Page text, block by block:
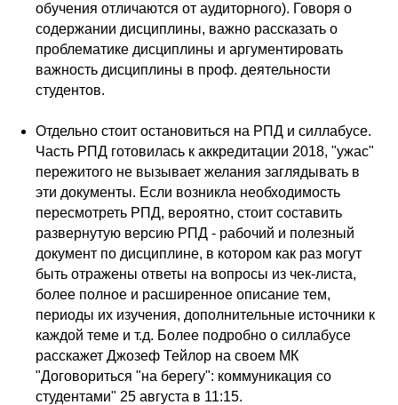
обучения отличаются от аудиторного). Говоря о
содержании дисциплины, важно рассказать о
проблематике дисциплины и аргументировать
важность дисциплины в проф. деятельности
студентов.
Отдельно стоит остановиться на РПД и силлабусе.
Часть РПД готовилась к аккредитации 2018, "ужас"
пережитого не вызывает желания заглядывать в
эти документы. Если возникла необходимость
пересмотреть РПД, вероятно, стоит составить
развернутую версию РПД - рабочий и полезный
документ по дисциплине, в котором как раз могут
быть отражены ответы на вопросы из чек-листа,
более полное и расширенное описание тем,
периоды их изучения, дополнительные источники к
каждой теме и т.д. Более подробно о силлабусе
расскажет Джозеф Тейлор на своем МК
"Договориться "на берегу": коммуникация со
студентами" 25 августа в 11:15.